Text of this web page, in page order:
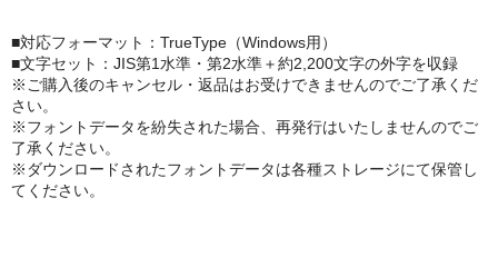
■対応フォーマット：TrueType（Windows用）
■文字セット：JIS第1水準・第2水準＋約2,200文字の外字を収録
※ご購入後のキャンセル・返品はお受けできませんのでご了承くだ
さい。
※フォントデータを紛失された場合、再発行はいたしませんのでご
了承ください。
※ダウンロードされたフォントデータは各種ストレージにて保管し
てください。